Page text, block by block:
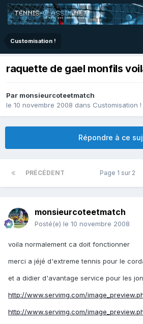
Customisation !
raquette de gael monfils
Par monsieurcoteetmatch
le 10 novembre 2008 dans Customisation !
Répondre à ce
PRÉCÉDENT Page 1 sur 2
monsieurcoteetmatch
Posté(e) le 10 novembre 2008
voila normalement ca doit fonctionner
merci a jéjé d'extreme tennis pour le
et a didier d'avantage service pour les
http://www.servimg.com/
http://www.servimg.com/